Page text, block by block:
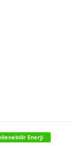
Enerji